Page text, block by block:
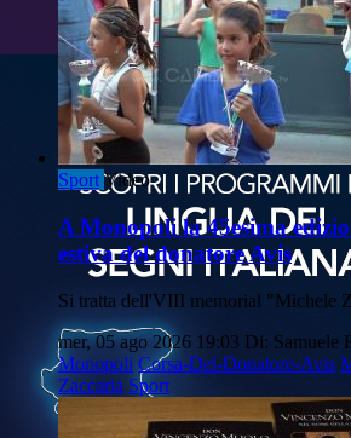
Sport Video
A Monopoli la 45esima
estiva del donatore Avis
Si tratta dell'VIII memorial "Michele
mer, 05 ago 2026 19:03 Di: Samuele
Monopoli Corsa-Del-Donatore-Avis
Zaccaria Sport